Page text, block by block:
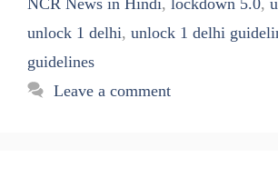
unlock 1 delhi, unlock 1 delhi
guidelines
Leave a comment